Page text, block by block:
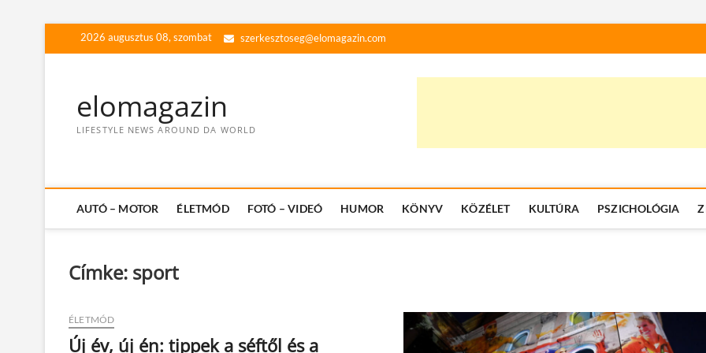
2026 augusztus 08, szombat szerkesztoseg@elomagazin.com
elomagazin
LIFESTYLE NEWS AROUND DA WORLD
AUTÓ – MOTOR ÉLETMÓD FOTÓ – VIDEÓ HUMOR KÖNYV KÖZÉLET KULTÚRA PSZICHOLÓGIA
Címke: sport
ÉLETMÓD
Új év, új én: tippek a séftől és a